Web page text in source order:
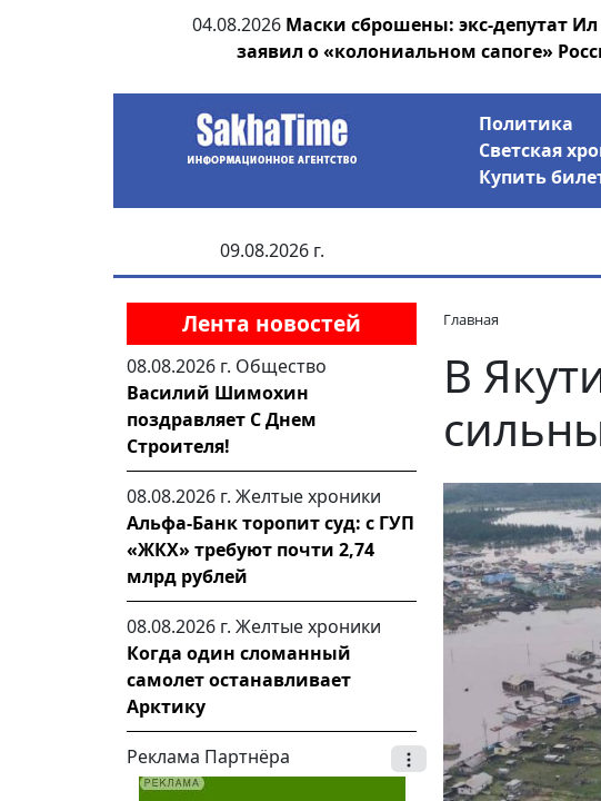
04.08.2026 Маски сброшены: экс-депутат Ил
заявил о «колониальном сапоге»
Политика
Светская
Купить
09.08.2026 г.
Лента новостей
08.08.2026 г. Общество
Василий Шимохин
поздравляет С Днем
Строителя!
08.08.2026 г. Желтые хроники
Альфа-Банк торопит суд: с ГУП
«ЖКХ» требуют почти 2,74
млрд рублей
08.08.2026 г. Желтые хроники
Когда один сломанный
самолет останавливает
Арктику
Реклама Партнёра
Главная
В